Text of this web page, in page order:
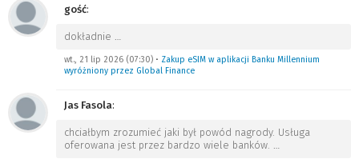
gość:
dokładnie …
wt., 21 lip 2026 (07:30) • Zakup eSIM w aplikacji Banku Millennium
wyróżniony przez Global Finance
Jas Fasola:
chciałbym zrozumieć jaki był powód nagrody. Usługa
oferowana jest przez bardzo wiele banków. …